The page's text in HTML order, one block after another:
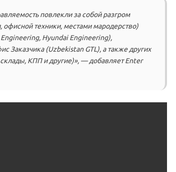
повлекли за собой разгром
техники, местами мародерство)
Hyundai Engineering),
Заказчика (Uzbekistan GTL), а также других
КПП и другие)», — добавляет Enter